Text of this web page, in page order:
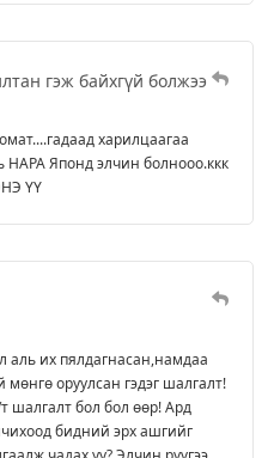
гэж байхгүй болжээ
харилцаагаа
НАРА Японд элчин болнооо.ккк
ҮҮ
аль их пялдагнасан,намдаа
оруулсан гэдэг шалгалт!
шалгалт бол бол өөр! Ард
бидний эрх ашгийг